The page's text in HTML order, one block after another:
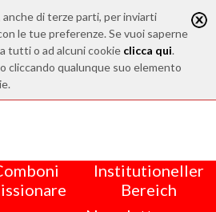
di terze parti, per inviarti
le tue preferenze. Se vuoi saperne
tutti o ad alcuni cookie clicca qui.
cliccando qualunque suo elemento
Institutioneller
Bereich